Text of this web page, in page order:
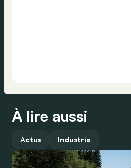
À lire aussi
Actus Industrie